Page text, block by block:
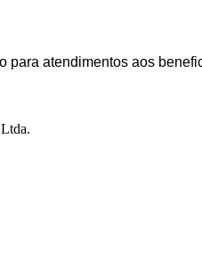
para atendimentos aos